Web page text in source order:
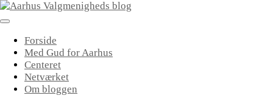
Skip
to
Forside
Med Gud for Aarhus
Centeret
Netværket
Om bloggen